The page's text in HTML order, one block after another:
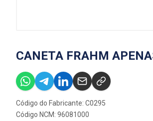
CANETA FRAHM
Código do Fabricante: C0295
Código NCM: 96081000